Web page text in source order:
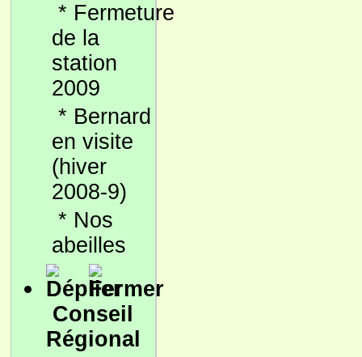
* Fermeture
de la
station
2009
* Bernard
en visite
(hiver
2008-9)
* Nos
abeilles
Conseil
Régional